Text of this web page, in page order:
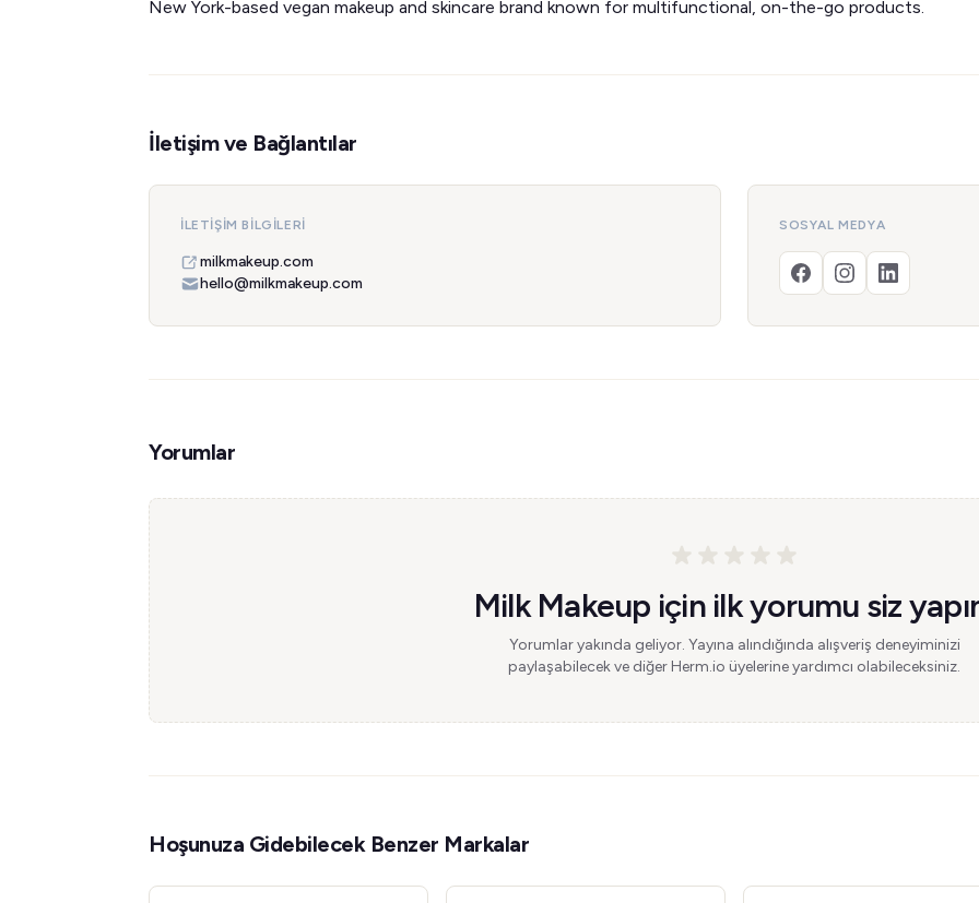
New York-based vegan makeup and skincare brand known for multifunctional, on-the-go products.
İletişim ve Bağlantılar
İLETIŞIM BILGILERI
milkmakeup.com
hello@milkmakeup.com
SOSYAL MEDYA
Yorumlar
Milk Makeup için ilk yorumu siz
Yorumlar yakında geliyor. Yayına alındığında alışveriş deneyiminizi
paylaşabilecek ve diğer Herm.io üyelerine yardımcı olabileceksiniz.
Hoşunuza Gidebilecek Benzer Markalar